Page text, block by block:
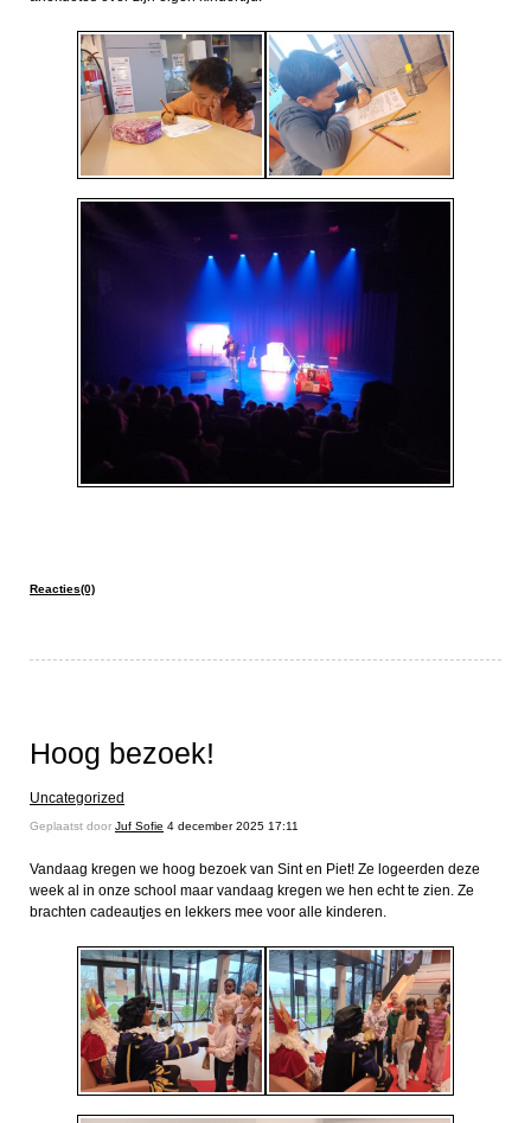
Reacties(0)
Hoog bezoek!
Uncategorized
Geplaatst door Juf Sofie 4 december 2025 17:11
Vandaag kregen we hoog bezoek van Sint en Piet! Ze logeerden deze
week al in onze school maar vandaag kregen we hen echt te zien. Ze
brachten cadeautjes en lekkers mee voor alle kinderen.